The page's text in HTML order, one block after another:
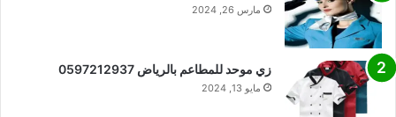
مارس 26, 2024
زي موحد للمطاعم بالرياض 0597212937
مايو 13, 2024